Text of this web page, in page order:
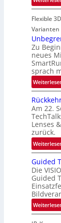
u
f
t
-
u
n
d
R
a
u
m
f
a
h
r
t
t
e
c
h
n
i
k
e
n
Flexible
Varianten
Zu
neues
sprach
Am 22.
Lenses
zurück.
Guided
Die
Guided